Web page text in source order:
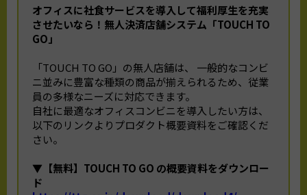
オフィスに社食サービスを導入して福利厚生を充実
させたいなら！ 無人決済店舗システム「TOUCH TO
GO」
「TOUCH TO GO」の無人店舗は、 一般的なコンビ
ニ並みに豊富な種類の商品が揃えられるため、従業
員の多様なニーズに対応できます。
自社に最適なオフィスコンビニを導入したい方は、
以下のリンクよりプロダクト概要資料をご確認くだ
さい。
▼【無料】TOUCH TO GO の概要資料をダウンロー
ド